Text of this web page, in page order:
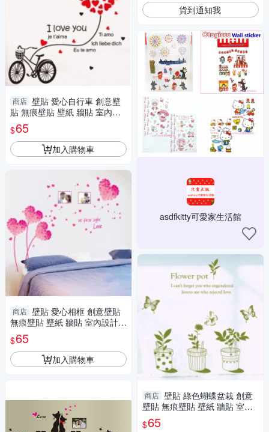
商店 壁貼 愛心自行車 創意壁
貼 無痕壁貼 壁紙 牆貼 室內設
計 裝潢 Loxin
$65
加入購物車
商店 壁貼 愛心相框 創意壁貼
無痕壁貼 壁紙 牆貼 室內設計
裝潢 Loxin
$65
加入購物車
貨到通知我
asdfkitty可愛家生活館
商店 壁貼 綠色蝴蝶盆栽 創意
壁貼 無痕壁貼 壁紙 牆貼 室內
設計 裝潢 Loxin
$65